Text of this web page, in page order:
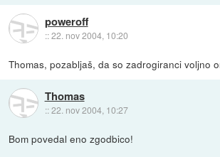
poweroff
::22. nov 2004, 10:20
Thomas, pozabljaš, da so zadrogiranci voljno
Thomas
::22. nov 2004, 10:27
Bom povedal eno zgodbico!